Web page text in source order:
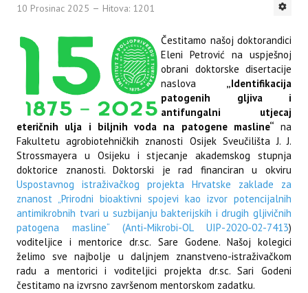
10 Prosinac 2025 Hitova: 1201
Čestitamo našoj doktorandici
Eleni Petrović na uspješnoj
obrani doktorske disertacije
naslova „Identifikacija
patogenih gljiva i
antifungalni utjecaj
eteričnih ulja i biljnih voda na patogene masline“ na
Fakultetu agrobiotehničkih znanosti Osijek Sveučilišta J. J.
Strossmayera u Osijeku i stjecanje akademskog stupnja
doktorice znanosti. Doktorski je rad financiran u okviru
Uspostavnog istraživačkog projekta Hrvatske zaklade za
znanost „Prirodni bioaktivni spojevi kao izvor potencijalnih
antimikrobnih tvari u suzbijanju bakterijskih i drugih gljivičnih
patogena masline“ (Anti-Mikrobi-OL UIP-2020-02-7413)
voditeljice i mentorice dr.sc. Sare Godene. Našoj kolegici
želimo sve najbolje u daljnjem znanstveno-istraživačkom
radu a mentorici i voditeljici projekta dr.sc. Sari Godeni
čestitamo na izvrsno završenom mentorskom zadatku.